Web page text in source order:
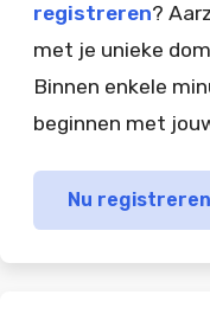
registreren?
met je unieke
Binnen enkele
beginnen met
Nu registreren